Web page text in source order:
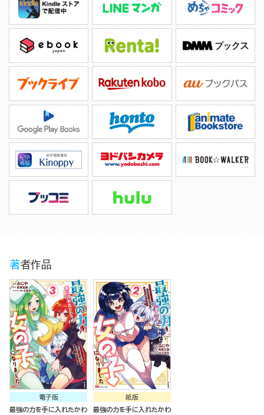
著者作品
電子版
最強の力を手に入れたかわ
紙版
最強の力を手に入れたかわ